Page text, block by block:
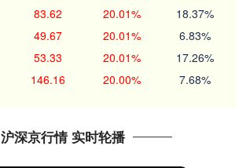
83.62 20.01% 18.37%
49.67 20.01% 6.83%
53.33 20.01% 17.26%
146.16 20.00% 7.68%
沪深京行情 实时轮播